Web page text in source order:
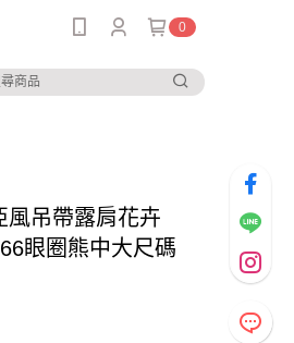
0
風吊帶露肩花卉
眼圈熊中大尺碼